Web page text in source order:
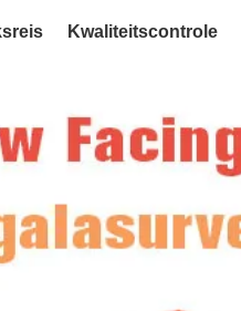
Kwaliteitscontrole